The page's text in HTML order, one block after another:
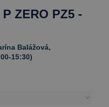
ZERO PZ5 -
Balážová,
15:30)